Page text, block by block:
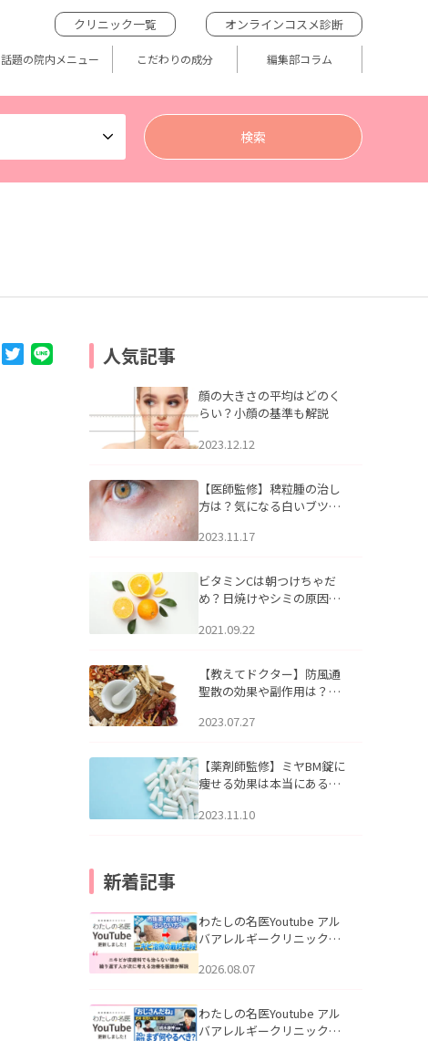
クリニック一覧 オンラインコスメ診断
話題の院内メニュー こだわりの成分 編集部コラム
人気記事
顔の大きさの平均はどのく
らい？小顔の基準も解説
2023.12.12
【医師監修】稗粒腫の治し
方は？気になる白いブツブ
アについて
2023.11.17
ビタミンCは朝つけちゃだ
め？日焼けやシミの原因に
2021.09.22
【教えてドクター】防風通
聖散の効果や副作用は？長
2023.07.27
【薬剤師監修】ミヤBM錠に
痩せる効果は本当にある
2023.11.10
新着記事
わたしの名医Youtube アル
バアレルギークリニック札
らない理由｜繰り返す人が
説」を公開いたしました。
2026.08.07
わたしの名医Youtube アル
バアレルギークリニック札